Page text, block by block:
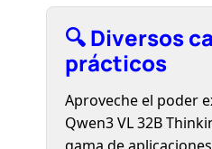
🔍 Diversos
prácticos
Aproveche el poder
Qwen3 VL 32B